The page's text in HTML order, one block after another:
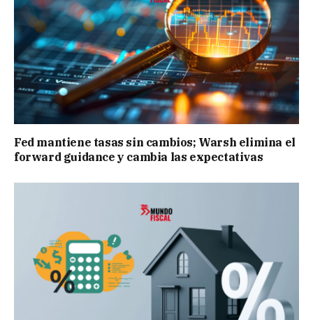
Fed mantiene tasas sin cambios; Warsh elimina el
forward guidance y cambia las expectativas